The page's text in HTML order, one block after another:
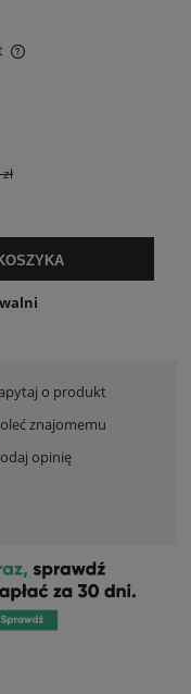
o produkt
znajomemu
opinię